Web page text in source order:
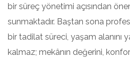
bir süreç yönetimi açısından
sunmaktadır. Baştan sona
bir tadilat süreci, yaşam alanını
kalmaz; mekânın değerini,